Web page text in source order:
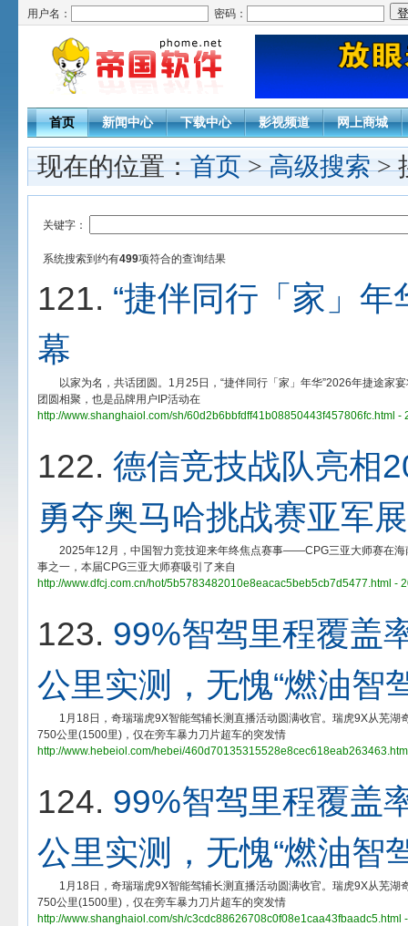
用户名： 密码：
首页 新闻中心 下载中心 影视频道 网上商城
现在的位置：首页>高级搜索>
关键字：
系统搜索到约有499项符合的查询结果
121. “捷伴同行「家」
幕
以家为名，共话团圆。1月25日，“捷伴同行「家」年华”2026年捷途家
团圆相聚，也是品牌用户IP活动在
http://www.shanghaiol.com/sh/60d2b6bbfdff41b08850443f457806fc.html -
122. 德信竞技战队亮相
勇夺奥马哈挑战赛亚军
2025年12月，中国智力竞技迎来年终焦点赛事——CPG三亚大师赛在海
事之一，本届CPG三亚大师赛吸引了来自
http://www.dfcj.com.cn/hot/5b5783482010e8eacac5beb5cb7d5477.html -
123. 99%智驾里程覆盖
公里实测，无愧“燃油智
1月18日，奇瑞瑞虎9X智能驾辅长测直播活动圆满收官。瑞虎9X从芜湖
750公里(1500里)，仅在旁车暴力刀片超车的突发情
http://www.hebeiol.com/hebei/
124. 99%智驾里程覆盖
公里实测，无愧“燃油智
1月18日，奇瑞瑞虎9X智能驾辅长测直播活动圆满收官。瑞虎9X从芜湖
750公里(1500里)，仅在旁车暴力刀片超车的突发情
http://www.shanghaiol.com/sh/c3cdc88626708c0f08e1caa43fbaadc5.html